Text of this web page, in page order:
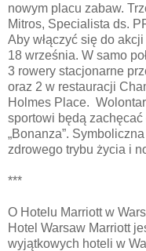
nowym placu zabaw.
Mitros, Specialista ds.
Aby włączyć się do
18 września. W samo
3 rowery stacjonarne
oraz 2 w restauracji
Holmes Place.
sportowi będą
„Bonanza”.
zdrowego trybu życia i
***
O Hotelu Marriott w
Hotel Warsaw Marriott
wyjątkowych hoteli w